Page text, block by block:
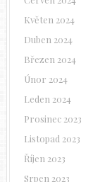
Květen 2024
Duben 2024
Březen 2024
Únor 2024
Leden 2024
Prosinec 2023
Listopad 2023
Říjen 2023
Srpen 2023